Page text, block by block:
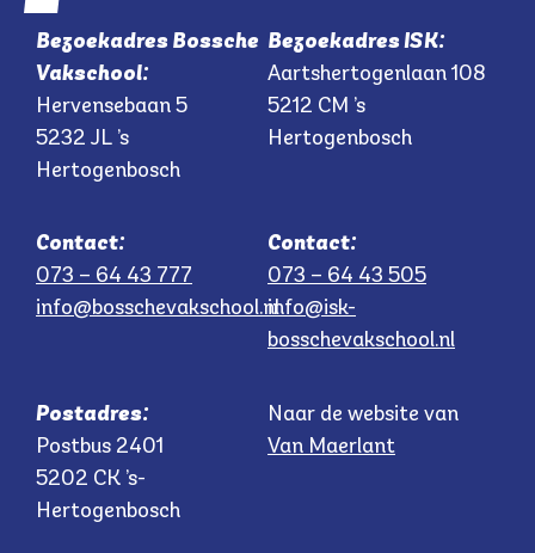
Bezoekadres Bossche
Vakschool:
Hervensebaan 5
5232 JL ’s
Hertogenbosch
Bezoekadres ISK:
Aartshertogenlaan 108
5212 CM ’s
Hertogenbosch
Contact:
073 – 64 43 777
info@bosschevakschool.nl
Contact:
073 – 64 43 505
info@isk-
bosschevakschool.nl
Postadres:
Postbus 2401
5202 CK ’s-
Hertogenbosch
Naar de website van
Van Maerlant